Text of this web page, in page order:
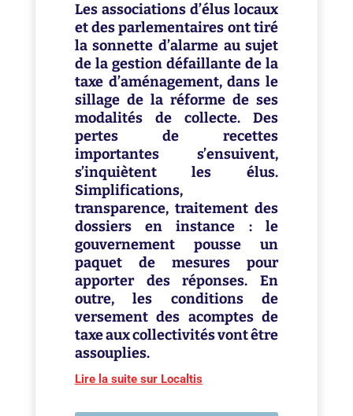
Les associations d’élus locaux
et des parlementaires ont tiré
la sonnette d’alarme au sujet
de la gestion défaillante de la
taxe d’aménagement, dans le
sillage de la réforme de ses
modalités de collecte. Des
pertes de recettes
importantes s’ensuivent,
s’inquiètent les élus.
Simplifications,
transparence, traitement des
dossiers en instance : le
gouvernement pousse un
paquet de mesures pour
apporter des réponses. En
outre, les conditions de
versement des acomptes de
taxe aux collectivités vont être
assouplies.
Lire la suite sur Localtis